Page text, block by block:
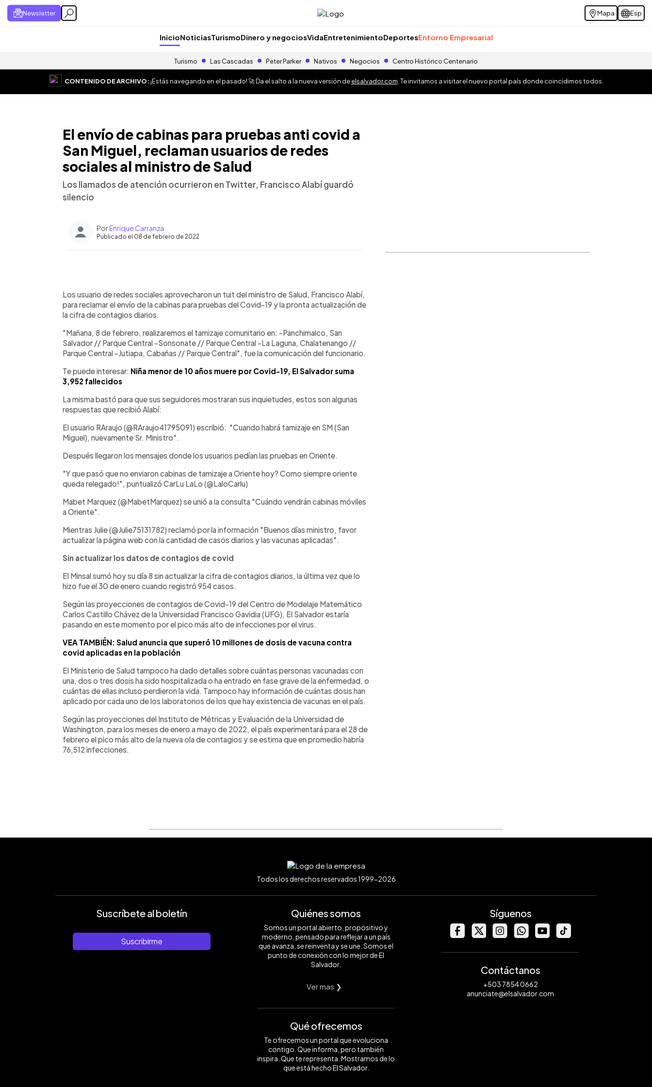
Newsletter Mapa Esp
InicioNoticiasTurismoDinero y negociosVidaEntretenimientoDeportesEntorno Empresarial
Turismo Las Cascadas Peter Parker Nativos Negocios Centro Histórico Centenario
CONTENIDO DE ARCHIVO:¡Estás navegando en el pasado! 🚀 Da el salto a la nueva versión deelsalvador.com . Te invitamos a visitar el nuevo portal país donde coincidimos todos.
El envío de cabinas para pruebas anti covid a
San Miguel, reclaman usuarios de redes
sociales al ministro de Salud
Los llamados de atención ocurrieron en Twitter, Francisco Alabí guardó
silencio
PorEnrique Carranza
Publicado el 08 de febrero de 2022
► Escuchar artículo
Los usuario de redes sociales aprovecharon un tuit del ministro de Salud, Francisco Alabí,
para reclamar el envío de la cabinas para pruebas del Covid-19 y la pronta actualización de
la cifra de contagios diarios.
"Mañana, 8 de febrero, realizaremos el tamizaje comunitario en: -Panchimalco, San
Salvador // Parque Central -Sonsonate // Parque Central -La Laguna, Chalatenango //
Parque Central -Jutiapa, Cabañas // Parque Central", fue la comunicación del funcionario.
Te puede interesar: Niña menor de 10 años muere por Covid-19, El Salvador suma
3,952 fallecidos
La misma bastó para que sus seguidores mostraran sus inquietudes, estos son algunas
respuestas que recibió Alabí:
El usuario RAraujo (@RAraujo41795091) escribió: "Cuando habrá tamizaje en SM (San
Miguel), nuevamente Sr. Ministro".
Después llegaron los mensajes donde los usuarios pedían las pruebas en Oriente.
"Y que pasó que no enviaron cabinas de tamizaje a Oriente hoy? Como siempre oriente
queda relegado!", puntualizó CarLu LaLo (@LaloCarlu)
Mabet Marquez (@MabetMarquez) se unió a la consulta "Cuándo vendrán cabinas móviles
a Oriente".
Mientras Julie (@Julie75131782) reclamó por la información "Buenos días ministro, favor
actualizar la página web con la cantidad de casos diarios y las vacunas aplicadas".
Sin actualizar los datos de contagios de covid
El Minsal sumó hoy su día 8 sin actualizar la cifra de contagios diarios, la última vez que lo
hizo fue el 30 de enero cuando registró 954 casos.
Según las proyecciones de contagios de Covid-19 del Centro de Modelaje Matemático
Carlos Castillo Chávez de la Universidad Francisco Gavidia (UFG), El Salvador estaría
pasando en este momento por el pico más alto de infecciones por el virus.
VEA TAMBIÉN: Salud anuncia que superó 10 millones de dosis de vacuna contra
covid aplicadas en la población
El Ministerio de Salud tampoco ha dado detalles sobre cuántas personas vacunadas con
una, dos o tres dosis ha sido hospitalizada o ha entrado en fase grave de la enfermedad, o
cuántas de ellas incluso perdieron la vida. Tampoco hay información de cuántas dosis han
aplicado por cada uno de los laboratorios de los que hay existencia de vacunas en el país.
Según las proyecciones del Instituto de Métricas y Evaluación de la Universidad de
Washington, para los meses de enero a mayo de 2022, el país experimentará para el 28 de
febrero el pico más alto de la nueva ola de contagios y se estima que en promedio habría
76,512 infecciones.
Todos los derechos reservados 1999-2026
Suscríbete al boletín
Suscribirme
Quiénes somos
Somos un portal abierto, propositivo y
moderno, pensado para reflejar a un país
que avanza, se reinventa y se une. Somos el
punto de conexión con lo mejor de El
Salvador.
Ver mas ❯
Qué ofrecemos
Te ofrecemos un portal que evoluciona
contigo. Que informa, pero también
inspira. Que te representa. Mostramos de lo
que está hecho El Salvador.
Síguenos
Contáctanos
+503 7854 0662
anunciate@elsalvador.com